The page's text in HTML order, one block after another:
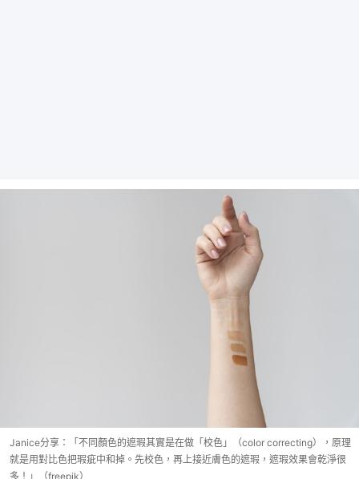
Janice分享：「不同顏色的遮瑕其實是在做「校色」（color correcting），原理
就是用對比色把瑕疵中和掉。先校色，再上接近膚色的遮瑕，遮瑕效果會乾淨很
多！」（freepik）